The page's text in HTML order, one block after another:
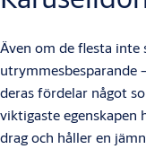
Även om de flesta
utrymmesbesparande
deras fördelar något
viktigaste egenskapen
drag och håller en